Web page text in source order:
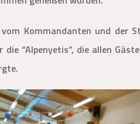
Kommandanten und der
“Alpenyetis”, die allen